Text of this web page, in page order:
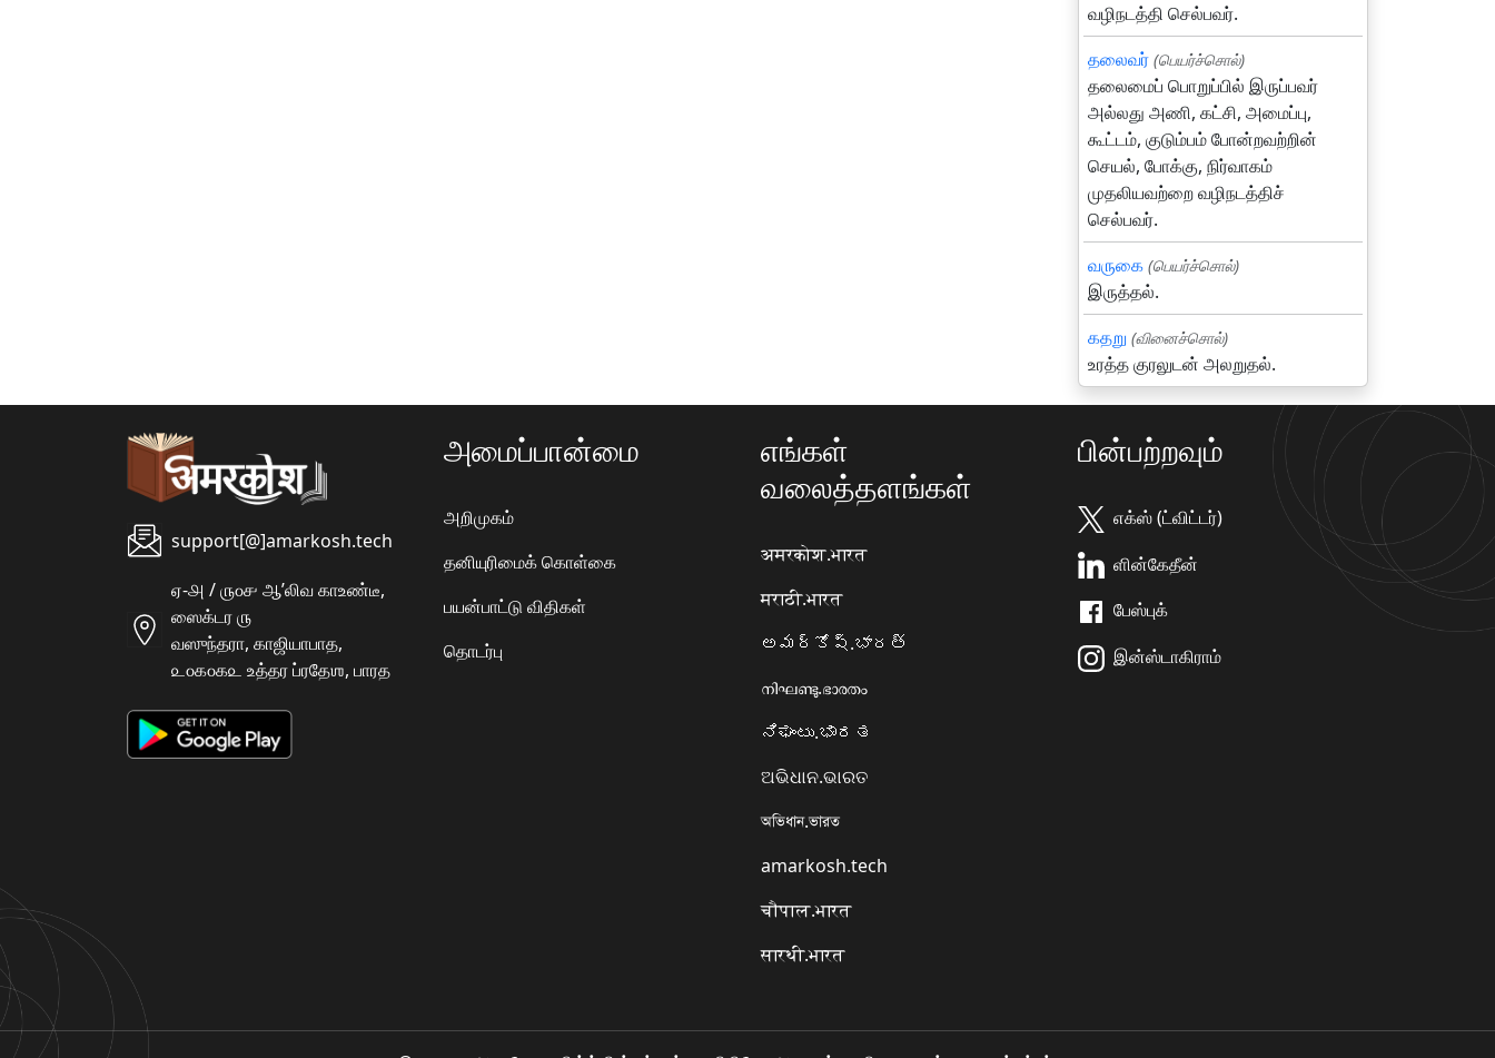
வழிநடத்தி செல்பவர்.
தலைவர் (பெயர்ச்சொல்)
தலைமைப் பொறுப்பில் இருப்பவர்
அல்லது அணி, கட்சி, அமைப்பு,
கூட்டம், குடும்பம் போன்றவற்றின்
செயல், போக்கு, நிர்வாகம்
முதலியவற்றை வழிநடத்திச்
செல்பவர்.
வருகை (பெயர்ச்சொல்)
இருத்தல்.
கதறு (வினைச்சொல்)
உரத்த குரலுடன் அலறுதல்.
support[@]amarkosh.tech
ஏ-௮ / ௫௦௪ ஆʼலிவ காஉண்டீ,
ஸைக்டர ௫
வஸுந்தரா, காஜியாபாத,
௨௦௧௦௧௨ உத்தர ப்ரதேஶ, பாரத
அமைப்பான்மை
அறிமுகம்
தனியுரிமைக் கொள்கை
பயன்பாட்டு விதிகள்
தொடர்பு
எங்கள்
வலைத்தளங்கள்
अमरकोश.भारत
मराठी.भारत
అమర్కోష్.భారత్
നിഘണ്ടു.ഭാരതം
ನಿಘಂಟು.ಭಾರತ
ଅଭିଧାନ.ଭାରତ
অভিধান.ভারত
amarkosh.tech
चौपाल.भारत
सारथी.भारत
பின்பற்றவும்
எக்ஸ் (ட்விட்டர்)
ளின்கேதீன்
பேஸ்புக்
இன்ஸ்டாகிராம்